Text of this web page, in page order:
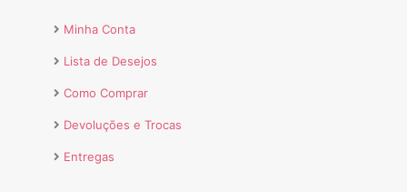
Minha Conta
Lista de Desejos
Como Comprar
Devoluções e Trocas
Entregas